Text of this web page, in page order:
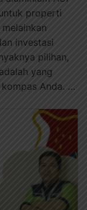
properti
investasi
pilihan,
yang
Anda. …